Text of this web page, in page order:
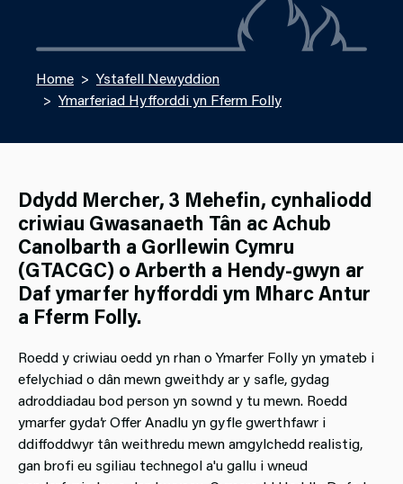
Home
Ystafell Newyddion
Ymarferiad Hyfforddi yn Fferm Folly
Ddydd Mercher, 3 Mehefin, cynhaliodd
criwiau Gwasanaeth Tân ac Achub
Canolbarth a Gorllewin Cymru
(GTACGC) o Arberth a Hendy-gwyn ar
Daf ymarfer hyfforddi ym Mharc Antur
a Fferm Folly.
Roedd y criwiau oedd yn rhan o Ymarfer Folly yn ymateb i
efelychiad o dân mewn gweithdy ar y safle, gydag
adroddiadau bod person yn sownd y tu mewn. Roedd
ymarfer gyda’r Offer Anadlu yn gyfle gwerthfawr i
ddiffoddwyr tân weithredu mewn amgylchedd realistig,
gan brofi eu sgiliau technegol a'u gallu i wneud